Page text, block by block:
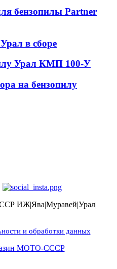
бензопилы Partner
в сборе
Урал КМП 100-У
на бензопилу
ИЖ|Ява|Муравей|Урал|
и обработки данных